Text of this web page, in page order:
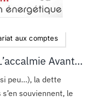
aux comptes
Avant…
peu…), la dette
souviennent, le